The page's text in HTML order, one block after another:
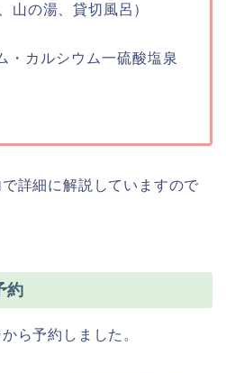
山の湯、貸切風呂）
・カルシウム一硫酸塩泉
詳細に解説していますので
約
ら予約しました。